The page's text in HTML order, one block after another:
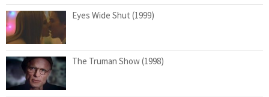
Eyes Wide Shut (1999)
The Truman Show (1998)